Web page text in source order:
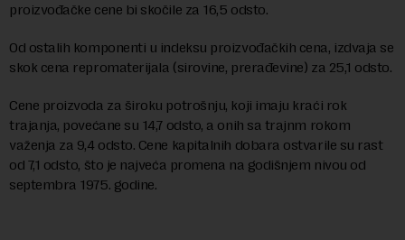
proizvođačke cene bi skočile za 16,5 odsto.
Od ostalih komponenti u indeksu proizvođačkih cena, izdvaja se
skok cena repromaterijala (sirovine, prerađevine) za 25,1 odsto.
Cene proizvoda za široku potrošnju, koji imaju kraći rok
trajanja, povećane su 14,7 odsto, a onih sa trajnm rokom
važenja za 9,4 odsto. Cene kapitalnih dobara ostvarile su rast
od 7,1 odsto, što je najveća promena na godišnjem nivou od
septembra 1975. godine.